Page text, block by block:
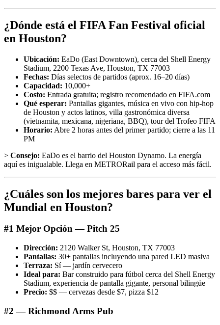
¿Dónde está el FIFA Fan Festival oficial
en Houston?
Ubicación: EaDo (East Downtown), cerca del Shell Energy
Stadium, 2200 Texas Ave, Houston, TX 77003
Fechas: Días selectos de partidos (aprox. 16–20 días)
Capacidad: 10,000+
Costo: Entrada gratuita; registro recomendado en FIFA.com
Qué esperar: Pantallas gigantes, música en vivo con hip-hop
de Houston y actos latinos, villa gastronómica diversa
(vietnamita, mexicana, nigeriana, BBQ), tour del Trofeo FIFA
Horario: Abre 2 horas antes del primer partido; cierre a las 11
PM
> Consejo: EaDo es el barrio del Houston Dynamo. La energía
aquí es inigualable. Llega en METRORail para el acceso más fácil.
¿Cuáles son los mejores bares para ver el
Mundial en Houston?
#1 Mejor Opción — Pitch 25
Dirección: 2120 Walker St, Houston, TX 77003
Pantallas: 30+ pantallas incluyendo una pared LED masiva
Terraza: Sí — jardín cervecero
Ideal para: Bar construido para fútbol cerca del Shell Energy
Stadium, experiencia de pantalla gigante, personal bilingüe
Precio: $$ — cervezas desde $7, pizza $12
#2 — Richmond Arms Pub